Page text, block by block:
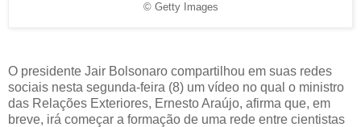
© Getty Images
O presidente Jair Bolsonaro compartilhou em suas redes
sociais nesta segunda-feira (8) um vídeo no qual o ministro
das Relações Exteriores, Ernesto Araújo, afirma que, em
breve, irá começar a formação de uma rede entre cientistas